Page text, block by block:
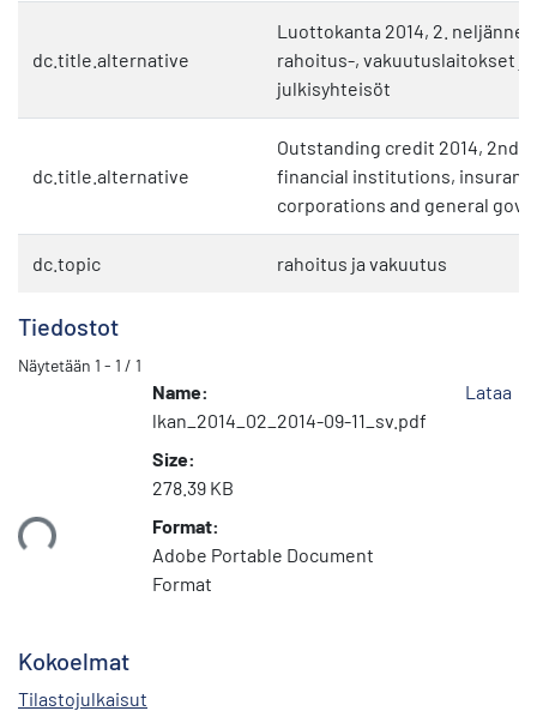
dc.title.alternative
Luottokanta 2014, 2.
rahoitus-, vakuutuslaitokset ja
julkisyhteisöt
dc.title.alternative
Outstanding credit 2014, 2nd
financial institutions,
corporations and general
dc.topic rahoitus ja vakuutus
Tiedostot
Näytetään 1 - 1 / 1
Name:
lkan_2014_02_2014-09-11_sv.pdf
Size:
278.39 KB
Format:
Adobe Portable Document
Format
Lataa
Kokoelmat
Tilastojulkaisut